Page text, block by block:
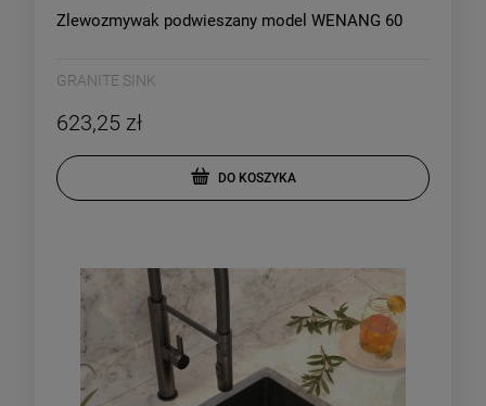
Zlewozmywak podwieszany model WENANG 60
GRANITE SINK
623,25 zł
DO KOSZYKA